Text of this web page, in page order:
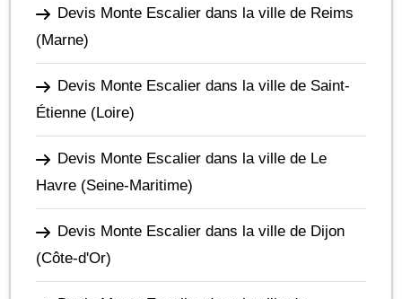
Devis Monte Escalier dans la ville de Reims
(Marne)
Devis Monte Escalier dans la ville de Saint-
Étienne (Loire)
Devis Monte Escalier dans la ville de Le
Havre (Seine-Maritime)
Devis Monte Escalier dans la ville de Dijon
(Côte-d'Or)